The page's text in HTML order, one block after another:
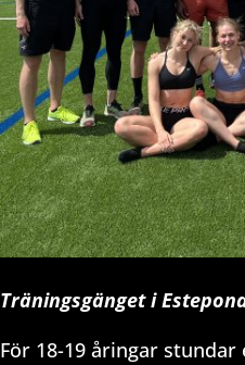
Träningsgänget i
För 18-19 åringar